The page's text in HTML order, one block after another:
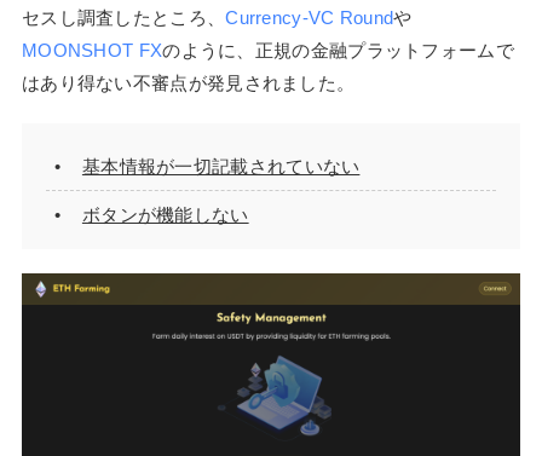
セスし調査したところ、Currency-VC Roundや
MOONSHOT FXのように、正規の金融プラットフォームで
はあり得ない不審点が発見されました。
基本情報が一切記載されていない
ボタンが機能しない